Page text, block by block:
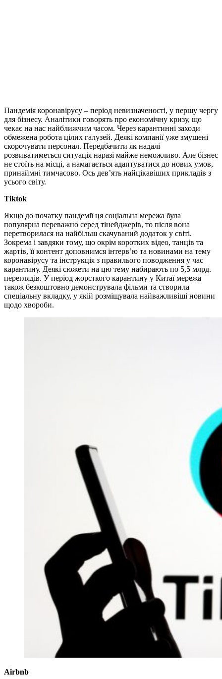
Пандемія коронавірусу – період невизначеності, у першу чергу
для бізнесу. Аналітики говорять про економічну кризу, що
чекає на нас найближчим часом. Через карантинні заходи
обмежена робота цілих галузей. Деякі компанії уже змушені
скорочувати персонал. Передбачити як надалі
розвиватиметься ситуація наразі майже неможливо. Але бізнес
не стоїть на місці, а намагається адаптуватися до нових умов,
принаймні тимчасово. Ось дев’ять найцікавіших прикладів з
усього світу.
Tiktok
Якщо до початку пандемії ця соціальна мережа була
популярна переважно серед тінейджерів, то після вона
перетворилася на найбільш скачуваний додаток у світі.
Зокрема і завдяки тому, що окрім коротких відео, танців та
жартів, її контент доповнимся інтерв’ю та новинами на тему
коронавірусу та інструкція з правилього поводження у час
карантину. Деякі сюжети на цю тему набирають по 5,5 млрд.
переглядів. У період жорсткого карантину у Китаї мережа
також безкоштовно демонструвала фільми та створила
спеціальну вкладку, у якій розміщувала найважливіші новини
щодо хвороби.
Airbnb